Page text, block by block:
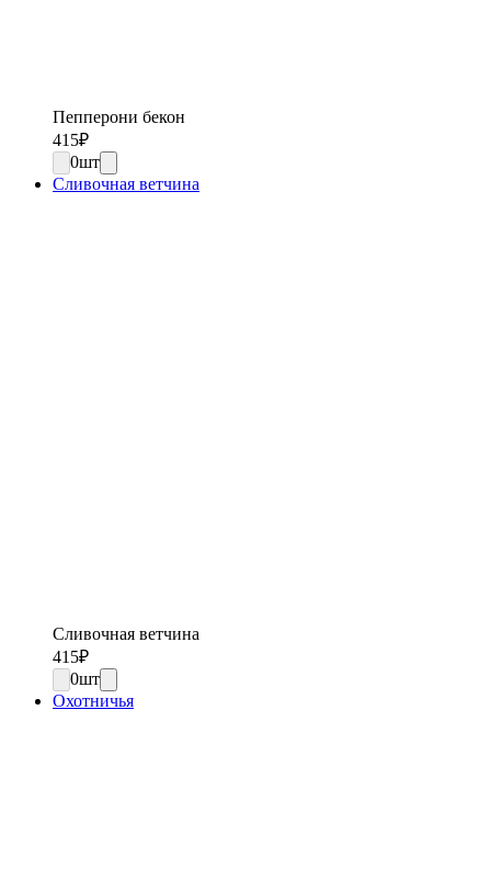
Пепперони бекон
415₽
0шт
Сливочная ветчина
Сливочная ветчина
415₽
0шт
Охотничья